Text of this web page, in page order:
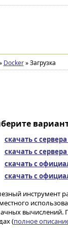
Docker »Загрузка
скачать с
скачать с
скачать с
скачать с
инструмент
вычислений.
(полное